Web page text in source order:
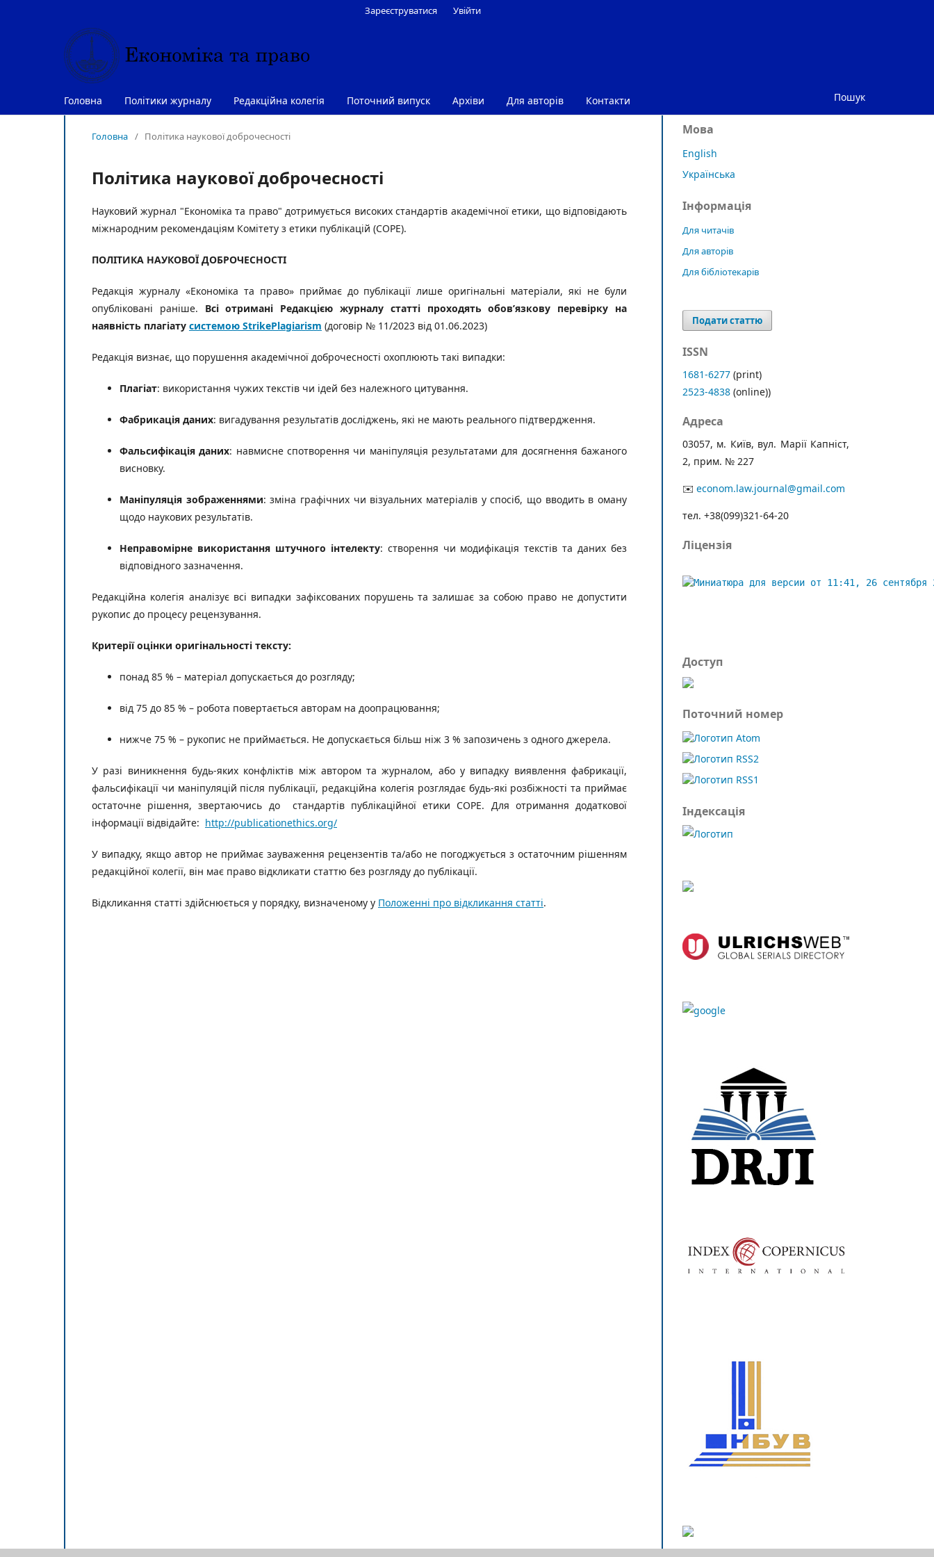
Головна Політики журналу Редакційна колегія Поточний випуск Архіви Для авторів Контакти Пошук
Зареєструватися Увійти
Головна / Політика наукової доброчесності
Політика наукової доброчесності
Науковий журнал "Економіка та право" дотримується високих стандартів академічної етики, що відповідають
міжнародним рекомендаціям Комітету з етики публікацій (СОРЕ).
ПОЛІТИКА НАУКОВОЇ ДОБРОЧЕСНОСТІ
Редакція журналу «Економіка та право» приймає до публікації лише оригінальні матеріали, які не були
опубліковані раніше. Всі отримані Редакцією журналу статті проходять обов’язкову перевірку на
наявність плагіату системою StrikePlagiarism (договір № 11/2023 від 01.06.2023)
Редакція визнає, що порушення академічної доброчесності охоплюють такі випадки:
Плагіат: використання чужих текстів чи ідей без належного цитування.
Фабрикація даних: вигадування результатів досліджень, які не мають реального підтвердження.
Фальсифікація даних: навмисне спотворення чи маніпуляція результатами для досягнення бажаного
висновку.
Маніпуляція зображеннями: зміна графічних чи візуальних матеріалів у спосіб, що вводить в оману
щодо наукових результатів.
Неправомірне використання штучного інтелекту: створення чи модифікація текстів та даних без
відповідного зазначення.
Редакційна колегія аналізує всі випадки зафіксованих порушень та залишає за собою право не допустити
рукопис до процесу рецензування.
Критерії оцінки оригінальності тексту:
понад 85 % – матеріал допускається до розгляду;
від 75 до 85 % – робота повертається авторам на доопрацювання;
нижче 75 % – рукопис не приймається. Не допускається більш ніж 3 % запозичень з одного джерела.
У разі виникнення будь-яких конфліктів між автором та журналом, або у випадку виявлення фабрикації,
фальсифікації чи маніпуляцій після публікації, редакційна колегія розглядає будь-які розбіжності та приймає
остаточне рішення, звертаючись до стандартів публікаційної етики COPE. Для отримання додаткової
інформації відвідайте: http://publicationethics.org/
У випадку, якщо автор не приймає зауваження рецензентів та/або не погоджується з остаточним рішенням
редакційної колегії, він має право відкликати статтю без розгляду до публікації.
Відкликання статті здійснюється у порядку, визначеному у Положенні про відкликання статті.
Мова
English
Українська
Інформація
Для читачів
Для авторів
Для бібліотекарів
Подати статтю
ISSN
1681-6277 (print)
2523-4838 (online))
Адреса
03057, м. Київ, вул. Марії Капніст,
2, прим. № 227
✉️ econom.law.journal@gmail.com
тел. +38(099)321-64-20
Ліцензія
Доступ
Поточний номер
Індексація